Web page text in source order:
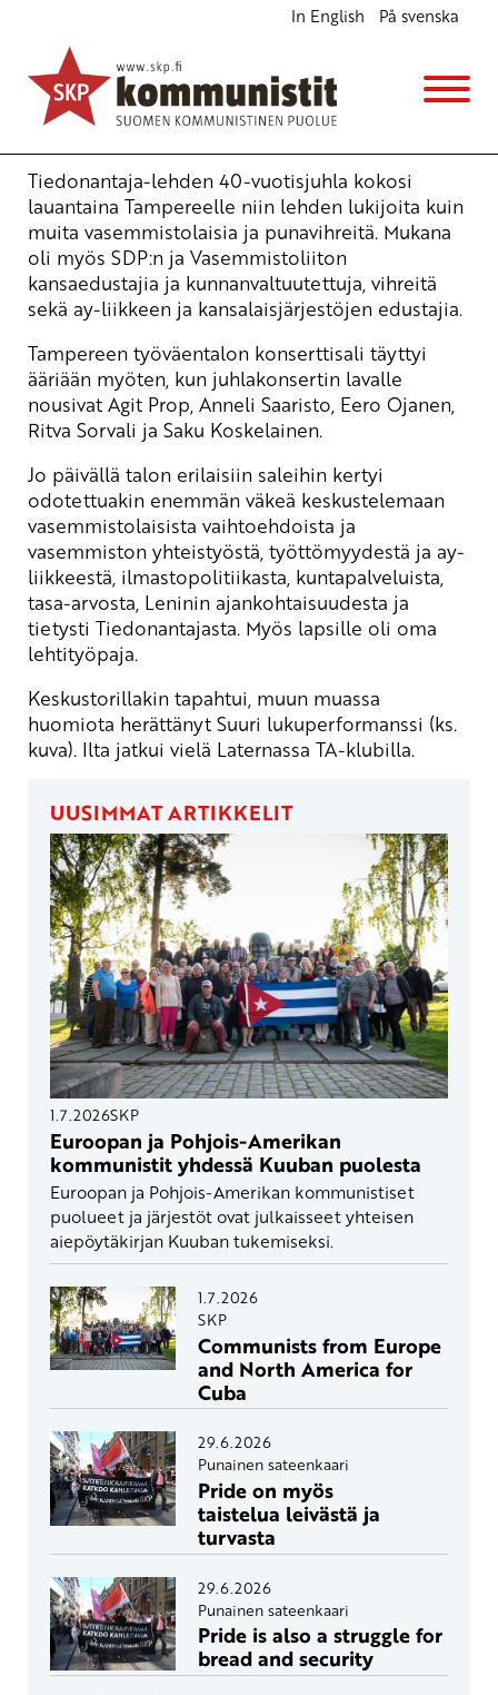
In English På svenska
Tiedonantajan juhla kokosi ja rohkaisi
Ajankohtaista
5.10.2009 - 10:15
Tiedonantaja-lehden 40-vuotisjuhla kokosi
lauantaina Tampereelle niin lehden lukijoita kuin
muita vasemmistolaisia ja punavihreitä. Mukana
oli myös SDP:n ja Vasemmistoliiton
kansaedustajia ja kunnanvaltuutettuja, vihreitä
sekä ay-liikkeen ja kansalaisjärjestöjen edustajia.
Tampereen työväentalon konserttisali täyttyi
ääriään myöten, kun juhlakonsertin lavalle
nousivat Agit Prop, Anneli Saaristo, Eero Ojanen,
Ritva Sorvali ja Saku Koskelainen.
Jo päivällä talon erilaisiin saleihin kertyi
odotettuakin enemmän väkeä keskustelemaan
vasemmistolaisista vaihtoehdoista ja
vasemmiston yhteistyöstä, työttömyydestä ja ay-
liikkeestä, ilmastopolitiikasta, kuntapalveluista,
tasa-arvosta, Leninin ajankohtaisuudesta ja
tietysti Tiedonantajasta. Myös lapsille oli oma
lehtityöpaja.
Keskustorillakin tapahtui, muun muassa
huomiota herättänyt Suuri lukuperformanssi (ks.
kuva). Ilta jatkui vielä Laternassa TA-klubilla.
UUSIMMAT ARTIKKELIT
1.7.2026SKP
Euroopan ja Pohjois-Amerikan
kommunistit yhdessä Kuuban puolesta
Euroopan ja Pohjois-Amerikan kommunistiset
puolueet ja järjestöt ovat julkaisseet yhteisen
aiepöytäkirjan Kuuban tukemiseksi.
1.7.2026
SKP
Communists from Europe
and North America for
Cuba
29.6.2026
Punainen sateenkaari
Pride on myös
taistelua leivästä ja
turvasta
29.6.2026
Punainen sateenkaari
Pride is also a struggle for
bread and security